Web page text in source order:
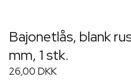
Bajonetlås, blank
mm, 1 stk.
26,00 DKK